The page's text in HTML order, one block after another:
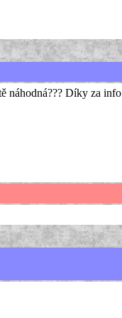
náhodná??? Díky za info